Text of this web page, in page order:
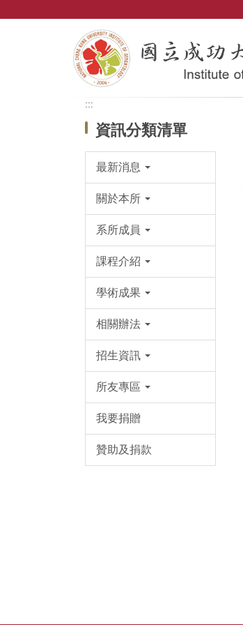
:::
資訊分類清單
最新消息
關於本所
系所成員
課程介紹
學術成果
相關辦法
招生資訊
所友專區
我要捐贈
贊助及捐款